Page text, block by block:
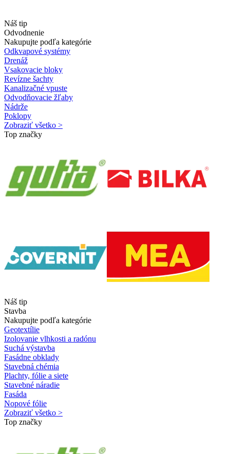
Náš tip
Odvodnenie
Nakupujte podľa kategórie
Odkvapové systémy
Drenáž
Vsakovacie bloky
Revízne šachty
Kanalizačné vpuste
Odvodňovacie žľaby
Nádrže
Poklopy
Zobraziť všetko >
Top značky
Náš tip
Stavba
Nakupujte podľa kategórie
Geotextílie
Izolovanie vlhkosti a radónu
Suchá výstavba
Fasádne obklady
Stavebná chémia
Plachty, fólie a siete
Stavebné náradie
Fasáda
Nopové fólie
Zobraziť všetko >
Top značky